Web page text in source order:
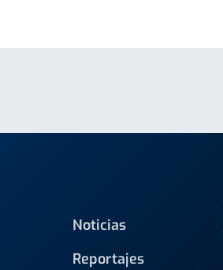
Noticias
Reportajes